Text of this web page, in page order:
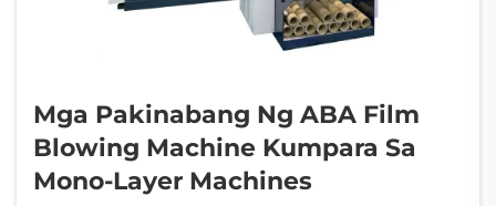
Mga Pakinabang Ng ABA Film
Blowing Machine Kumpara Sa
Mono-Layer Machines